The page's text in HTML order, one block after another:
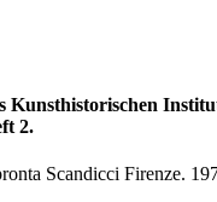
Kunsthistorischen
2.
Scandicci Firenze.